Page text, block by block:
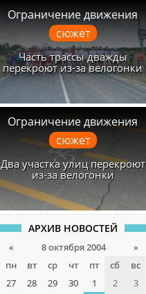
Ограничение движения
сюжет
Часть трассы дважды
перекроют из-за велогонки
Ограничение движения
сюжет
Два участка улиц перекроют
из-за велогонки
АРХИВ НОВОСТЕЙ
« 8 октября 2004
»
пн
вт ср чт пт сб
вс
27
28 29 30 1 2
3